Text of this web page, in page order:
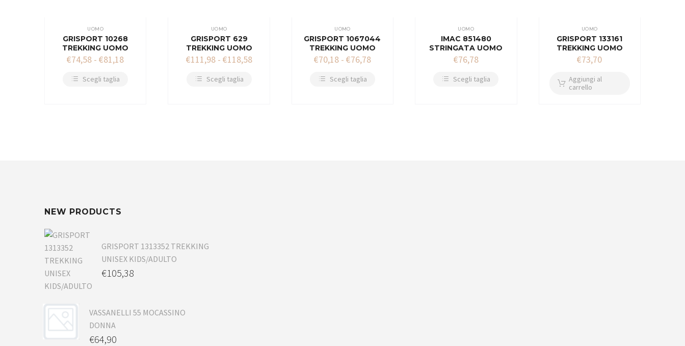
UOMO
GRISPORT 10268
TREKKING UOMO
€74,58 - €81,18
Scegli taglia
UOMO
GRISPORT 629
TREKKING UOMO
€111,98 - €118,58
Scegli taglia
UOMO
GRISPORT 1067044
TREKKING UOMO
€70,18 - €76,78
Scegli taglia
UOMO
IMAC 851480
STRINGATA UOMO
€76,78
Scegli taglia
UOMO
GRISPORT 133161
TREKKING UOMO
€73,70
Aggiungi al
carrello
NEW PRODUCTS
GRISPORT 1313352 TREKKING
UNISEX KIDS/ADULTO
€105,38
VASSANELLI 55 MOCASSINO
DONNA
€64,90